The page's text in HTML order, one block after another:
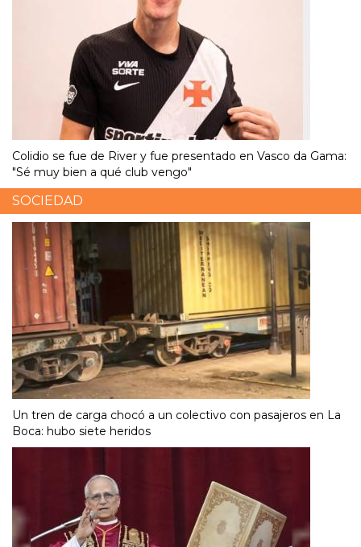
Colidio se fue de River y fue presentado en Vasco da Gama:
"Sé muy bien a qué club vengo"
SOCIEDAD
Un tren de carga chocó a un colectivo con pasajeros en La
Boca: hubo siete heridos